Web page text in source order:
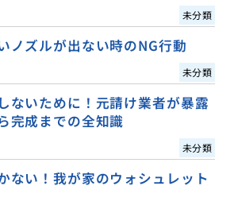
未分類
ノズルが出ない時のNG行動
未分類
ないために！元請け業者が暴露
完成までの全知識
未分類
ない！我が家のウォシュレット